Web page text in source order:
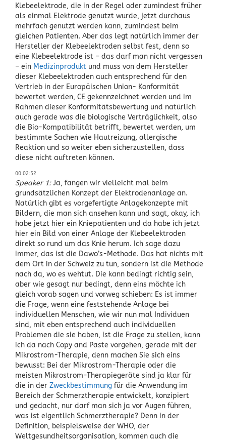
Klebeelektrode, die in der Regel oder zumindest früher
als einmal Elektrode genutzt wurde, jetzt durchaus
mehrfach genutzt werden kann, zumindest beim
gleichen Patienten. Aber das legt natürlich immer der
Hersteller der Klebeelektroden selbst fest, denn so
eine Klebeelektrode ist – das darf man nicht vergessen
– ein Medizinprodukt und muss von dem Hersteller
dieser Klebeelektroden auch entsprechend für den
Vertrieb in der Europäischen Union- Konformität
bewertet werden, CE gekennzeichnet werden und im
Rahmen dieser Konformitätsbewertung und natürlich
auch gerade was die biologische Verträglichkeit, also
die Bio-Kompatibilität betrifft, bewertet werden, um
bestimmte Sachen wie Hautreizung, allergische
Reaktion und so weiter eben sicherzustellen, dass
diese nicht auftreten können.
00:02:52
Speaker 1:Ja, fangen wir vielleicht mal beim
grundsätzlichen Konzept der Elektrodenanlage an.
Natürlich gibt es vorgefertigte Anlagekonzepte mit
Bildern, die man sich ansehen kann und sagt, okay, ich
habe jetzt hier ein Kniepatienten und da habe ich jetzt
hier ein Bild von einer Anlage der Klebeelektroden
direkt so rund um das Knie herum. Ich sage dazu
immer, das ist die Dawo’s-Methode. Das hat nichts mit
dem Ort in der Schweiz zu tun, sondern ist die Methode
nach da, wo es wehtut. Die kann bedingt richtig sein,
aber wie gesagt nur bedingt, denn eins möchte ich
gleich vorab sagen und vorweg schieben: Es ist immer
die Frage, wenn eine feststehende Anlage bei
individuellen Menschen, wie wir nun mal Individuen
sind, mit eben entsprechend auch individuellen
Problemen die sie haben, ist die Frage zu stellen, kann
ich da nach Copy and Paste vorgehen, gerade mit der
Mikrostrom-Therapie, denn machen Sie sich eins
bewusst: Bei der Mikrostrom-Therapie oder die
meisten Mikrostrom-Therapiegeräte sind ja klar für
die in der Zweckbestimmung für die Anwendung im
Bereich der Schmerztherapie entwickelt, konzipiert
und gedacht, nur darf man sich ja vor Augen führen,
was ist eigentlich Schmerztherapie? Denn in der
Definition, beispielsweise der WHO, der
Weltgesundheitsorganisation, kommen auch die